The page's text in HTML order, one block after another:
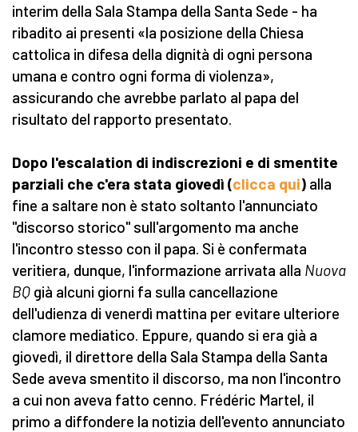
interim della Sala Stampa della Santa Sede - ha
ribadito ai presenti «la posizione della Chiesa
cattolica in difesa della dignità di ogni persona
umana e contro ogni forma di violenza»,
assicurando che avrebbe parlato al papa del
risultato del rapporto presentato.
Dopo l'escalation di indiscrezioni e di smentite
parziali che c'era stata giovedì (clicca qui) alla
fine a saltare non è stato soltanto l'annunciato
"discorso storico" sull'argomento ma anche
l'incontro stesso con il papa. Si è confermata
veritiera, dunque, l'informazione arrivata alla Nuova
BQ già alcuni giorni fa sulla cancellazione
dell'udienza di venerdì mattina per evitare ulteriore
clamore mediatico. Eppure, quando si era già a
giovedì, il direttore della Sala Stampa della Santa
Sede aveva smentito il discorso, ma non l'incontro
a cui non aveva fatto cenno. Frédéric Martel, il
primo a diffondere la notizia dell'evento annunciato